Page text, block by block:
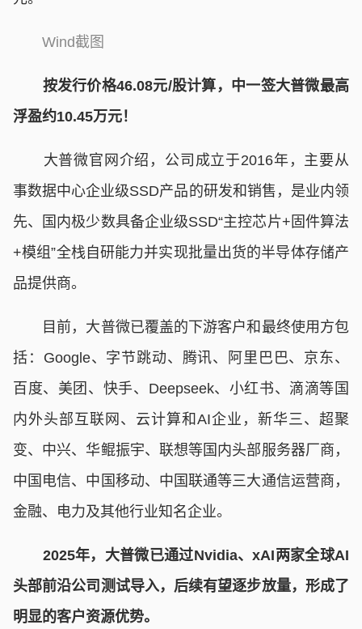
Wind截图
按发行价格46.08元/股计算，中一签大普微最高
浮盈约10.45万元！
大普微官网介绍，公司成立于2016年，主要从
事数据中心企业级SSD产品的研发和销售，是业内领
先、国内极少数具备企业级SSD“主控芯片+固件算法
+模组”全栈自研能力并实现批量出货的半导体存储产
品提供商。
目前，大普微已覆盖的下游客户和最终使用方包
括：Google、字节跳动、腾讯、阿里巴巴、京东、
百度、美团、快手、Deepseek、小红书、滴滴等国
内外头部互联网、云计算和AI企业，新华三、超聚
变、中兴、华鲲振宇、联想等国内头部服务器厂商，
中国电信、中国移动、中国联通等三大通信运营商，
金融、电力及其他行业知名企业。
2025年，大普微已通过Nvidia、xAI两家全球AI
头部前沿公司测试导入，后续有望逐步放量，形成了
明显的客户资源优势。